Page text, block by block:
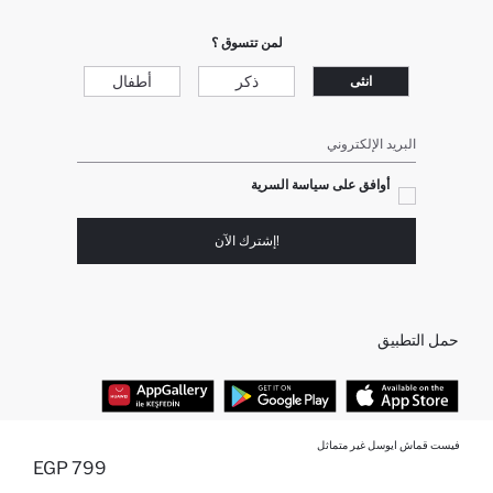
فيست قماش ايوسل غير متماثل
799 EGP
لمن تتسوق ؟
انثى ذكر أطفال
البريد الإلكتروني
أوافق على سياسة السرية
!إشترك الآن
حمل التطبيق